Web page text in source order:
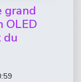
grand
OLED
du